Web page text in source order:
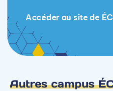
Accéder au site de
Autres campus